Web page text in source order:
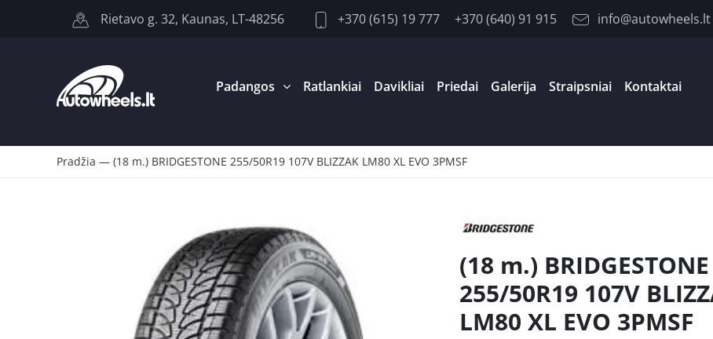
Rietavo g. 32, Kaunas, LT-48256 +370 (615) 19 777 +370 (640) 91 915 info@autowheels.lt
Padangos Ratlankiai Davikliai Priedai Galerija Straipsniai Kontaktai
Pradžia — (18 m.) BRIDGESTONE 255/50R19 107V BLIZZAK LM80 XL EVO 3PMSF
(18 m.) BRIDGESTONE
255/50R19 107V
LM80 XL EVO 3PMSF